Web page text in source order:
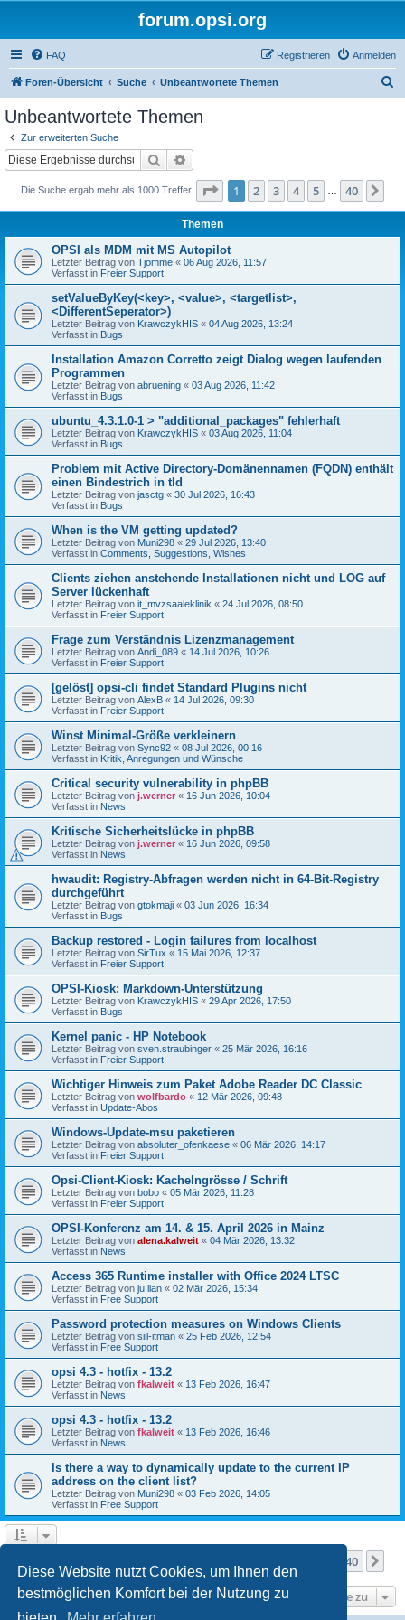
Diese Website nutzt Cookies, um Ihnen den
bestmöglichen Komfort bei der Nutzung zu
forum.opsi.org
FAQ Anmelden
Registrieren
Foren-Übersicht Suche Unbeantwortete Themen
Unbeantwortete Themen
Zur erweiterten Suche
Suche
Die Suche ergab mehr als 1000 Treffer Seite 1von 40
1 2 3 4 5 40
Themen
OPSI als MDM mit MS Autopilot
Letzter Beitrag von Tjomme « 06 Aug 2026, 11:57
Verfasst in Freier Support
setValueByKey(<key>, <value>, <targetlist>,
<DifferentSeperator>)
Letzter Beitrag von KrawczykHIS « 04 Aug 2026, 13:24
Verfasst in Bugs
Installation Amazon Corretto zeigt Dialog wegen laufenden
Programmen
Letzter Beitrag von abruening « 03 Aug 2026, 11:42
Verfasst in Bugs
ubuntu_4.3.1.0-1 > "additional_packages" fehlerhaft
Letzter Beitrag von KrawczykHIS « 03 Aug 2026, 11:04
Verfasst in Bugs
Problem mit Active Directory-Domänennamen (FQDN) enthält
einen Bindestrich in tld
Letzter Beitrag von jasctg « 30 Jul 2026, 16:43
Verfasst in Bugs
When is the VM getting updated?
Letzter Beitrag von Muni298 « 29 Jul 2026, 13:40
Verfasst in Comments, Suggestions, Wishes
Clients ziehen anstehende Installationen nicht und LOG auf
Server lückenhaft
Letzter Beitrag von it_mvzsaaleklinik « 24 Jul 2026, 08:50
Verfasst in Freier Support
Frage zum Verständnis Lizenzmanagement
Letzter Beitrag von Andi_089 « 14 Jul 2026, 10:26
Verfasst in Freier Support
[gelöst] opsi-cli findet Standard Plugins nicht
Letzter Beitrag von AlexB « 14 Jul 2026, 09:30
Verfasst in Freier Support
Winst Minimal-Größe verkleinern
Letzter Beitrag von Sync92 « 08 Jul 2026, 00:16
Verfasst in Kritik, Anregungen und Wünsche
Critical security vulnerability in phpBB
Letzter Beitrag von j.werner « 16 Jun 2026, 10:04
Verfasst in News
Kritische Sicherheitslücke in phpBB
Letzter Beitrag von j.werner « 16 Jun 2026, 09:58
Verfasst in News
hwaudit: Registry-Abfragen werden nicht in 64-Bit-Registry
durchgeführt
Letzter Beitrag von gtokmaji « 03 Jun 2026, 16:34
Verfasst in Bugs
Backup restored - Login failures from localhost
Letzter Beitrag von SirTux « 15 Mai 2026, 12:37
Verfasst in Freier Support
OPSI-Kiosk: Markdown-Unterstützung
Letzter Beitrag von KrawczykHIS « 29 Apr 2026, 17:50
Verfasst in Bugs
Kernel panic - HP Notebook
Letzter Beitrag von sven.straubinger « 25 Mär 2026, 16:16
Verfasst in Freier Support
Wichtiger Hinweis zum Paket Adobe Reader DC Classic
Letzter Beitrag von wolfbardo « 12 Mär 2026, 09:48
Verfasst in Update-Abos
Windows-Update-msu paketieren
Letzter Beitrag von absoluter_ofenkaese « 06 Mär 2026, 14:17
Verfasst in Freier Support
Opsi-Client-Kiosk: Kachelngrösse / Schrift
Letzter Beitrag von bobo « 05 Mär 2026, 11:28
Verfasst in Freier Support
OPSI-Konferenz am 14. & 15. April 2026 in Mainz
Letzter Beitrag von alena.kalweit « 04 Mär 2026, 13:32
Verfasst in News
Access 365 Runtime installer with Office 2024 LTSC
Letzter Beitrag von ju.lian « 02 Mär 2026, 15:34
Verfasst in Free Support
Password protection measures on Windows Clients
Letzter Beitrag von siil-itman « 25 Feb 2026, 12:54
Verfasst in Free Support
opsi 4.3 - hotfix - 13.2
Letzter Beitrag von fkalweit « 13 Feb 2026, 16:47
Verfasst in News
opsi 4.3 - hotfix - 13.2
Letzter Beitrag von fkalweit « 13 Feb 2026, 16:46
Verfasst in News
Is there a way to dynamically update to the current IP
address on the client list?
Letzter Beitrag von Muni298 « 03 Feb 2026, 14:05
Verfasst in Free Support
40
Gehe zu